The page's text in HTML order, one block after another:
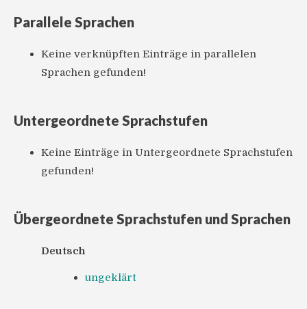
Parallele Sprachen
Keine verknüpften Einträge in parallelen
Sprachen gefunden!
Untergeordnete Sprachstufen
Keine Einträge in Untergeordnete Sprachstufen
gefunden!
Übergeordnete Sprachstufen und Sprachen
Deutsch
ungeklärt